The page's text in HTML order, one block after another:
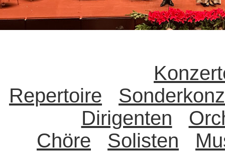
Repertoire
Dirigenten
Chöre
Solisten